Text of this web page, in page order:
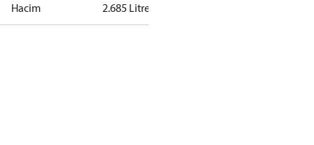
Hacim 2.685 Litre